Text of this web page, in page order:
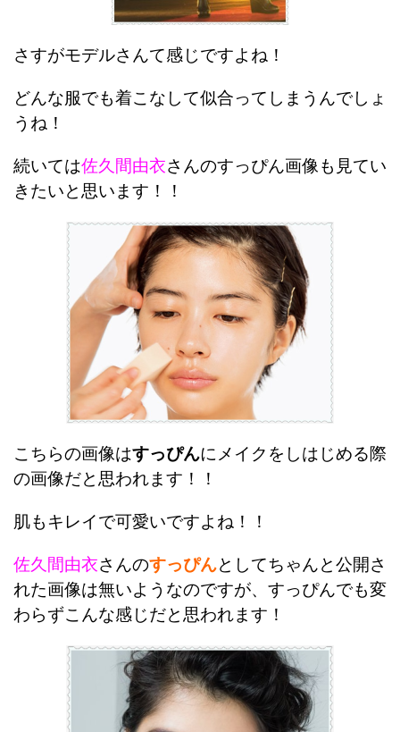
さすがモデルさんて感じですよね！
どんな服でも着こなして似合ってしまうんでしょ
うね！
続いては佐久間由衣さんのすっぴん画像も見てい
きたいと思います！！
こちらの画像はすっぴんにメイクをしはじめる際
の画像だと思われます！！
肌もキレイで可愛いですよね！！
佐久間由衣さんのすっぴんとしてちゃんと公開さ
れた画像は無いようなのですが、すっぴんでも変
わらずこんな感じだと思われます！